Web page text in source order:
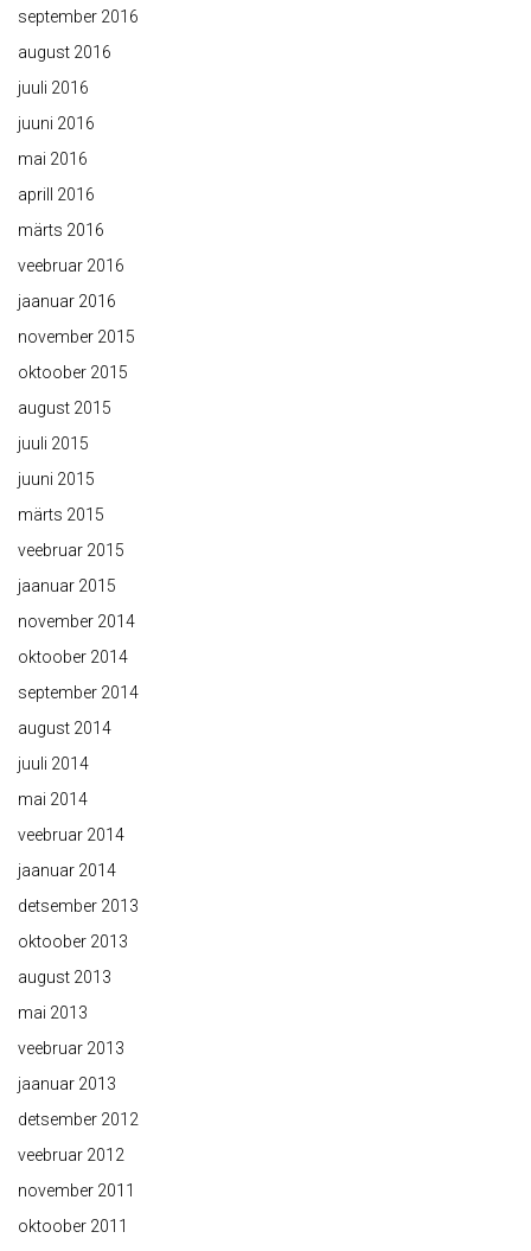
september 2016
august 2016
juuli 2016
juuni 2016
mai 2016
aprill 2016
märts 2016
veebruar 2016
jaanuar 2016
november 2015
oktoober 2015
august 2015
juuli 2015
juuni 2015
märts 2015
veebruar 2015
jaanuar 2015
november 2014
oktoober 2014
september 2014
august 2014
juuli 2014
mai 2014
veebruar 2014
jaanuar 2014
detsember 2013
oktoober 2013
august 2013
mai 2013
veebruar 2013
jaanuar 2013
detsember 2012
veebruar 2012
november 2011
oktoober 2011